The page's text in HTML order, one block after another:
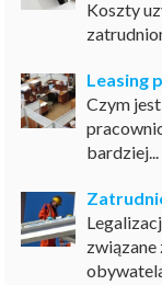
Koszty
Leasing
Czym
bardziej...
związane